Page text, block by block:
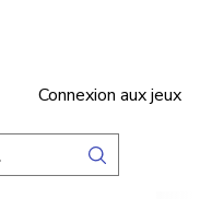
Connexion aux jeux